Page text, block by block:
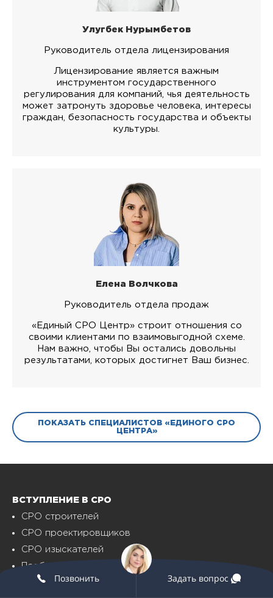
Улугбек Нурымбетов
Руководитель отдела лицензирования
Лицензирование является важным
инструментом государственного
регулирования для компаний, чья деятельность
может затронуть здоровье человека, интересы
граждан, безопасность государства и объекты
культуры.
Елена Волчкова
Руководитель отдела продаж
«Единый СРО Центр» строит отношения со
своими клиентами по взаимовыгодной схеме.
Нам важно, чтобы Вы остались довольны
результатами, которых достигнет Ваш бизнес.
ПОКАЗАТЬ СПЕЦИАЛИСТОВ «ЕДИНОГО СРО
ЦЕНТРА»
ВСТУПЛЕНИЕ В СРО
СРО строителей
СРО проектировщиков
СРО изыскателей
Подбор специалистов для СРО
Внесение в НОСТРОЙ/НОПРИЗ
Позвонить Задать вопрос